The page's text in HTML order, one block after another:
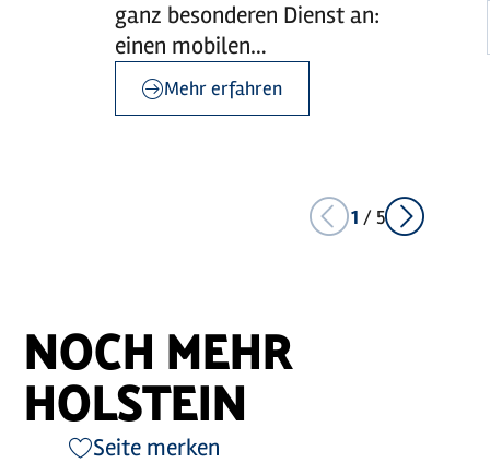
ganz besonderen Dienst an:
einen mobilen…
Mehr erfahren
1 / 5
NOCH MEHR
HOLSTEIN
Seite merken